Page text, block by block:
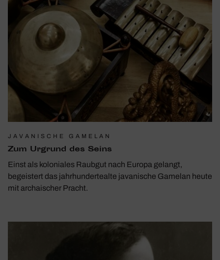
JAVANISCHE GAMELAN
Zum Urgrund des Seins
Einst als koloniales Raubgut nach Europa gelangt,
begeistert das jahrhundertealte javanische Gamelan heute
mit archaischer Pracht.